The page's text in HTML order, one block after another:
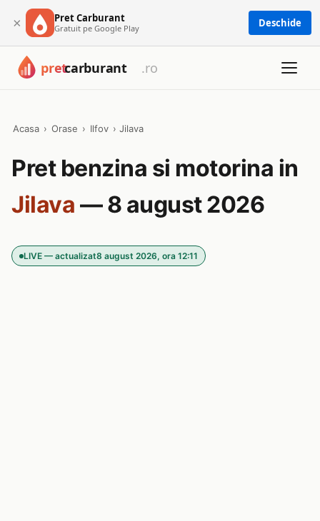
× Pret Carburant
Gratuit pe Google Play Deschide
Acasa › Orase › Ilfov › Jilava
Pret benzina si motorina in
Jilava — 8 august 2026
LIVE — actualizat8 august 2026, ora 12:11